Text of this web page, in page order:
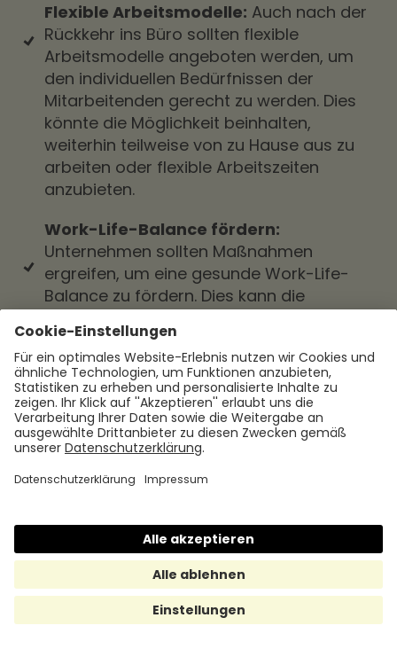
Flexible Arbeitsmodelle: Auch nach der
Rückkehr ins Büro sollten flexible
Arbeitsmodelle angeboten werden, um
den individuellen Bedürfnissen der
Mitarbeitenden gerecht zu werden. Dies
könnte die Möglichkeit beinhalten,
weiterhin teilweise von zu Hause aus zu
arbeiten oder flexible Arbeitszeiten
anzubieten.
Work-Life-Balance fördern:
Unternehmen sollten Maßnahmen
ergreifen, um eine gesunde Work-Life-
Balance zu fördern. Dies kann die
Ruheräumen oder die Unterstützung bei
der Vereinbarkeit von Arbeit und
persönlichen Verpflichtungen umfassen.
Eine gute Work-Life-Balance trägt zur
Zufriedenheit und Produktivität der
Mitarbeitenden bei.
Gesundheit und Wohlbefinden
unterstützen
Ergonomie am Arbeitsplatz:
Unternehmen sollten sicherstellen, dass
die Arbeitsplätze ergonomisch gestaltet